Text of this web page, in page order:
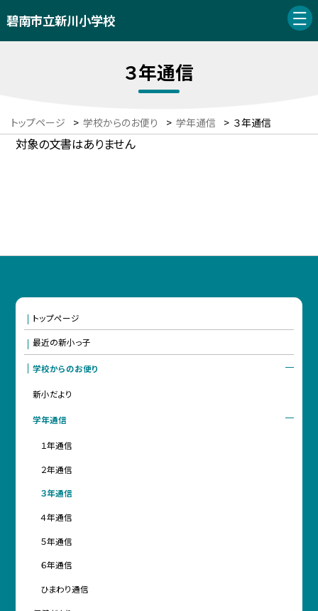
碧南市立新川小学校
３年通信
トップページ > 学校からのお便り > 学年通信 > ３年通信
対象の文書はありません
トップページ
最近の新小っ子
学校からのお便り
新小だより
学年通信
１年通信
２年通信
３年通信
４年通信
５年通信
６年通信
ひまわり通信